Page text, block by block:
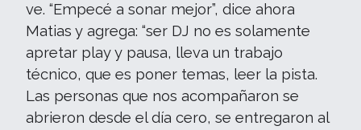
ve. “Empecé a sonar mejor”, dice ahora
Matias y agrega: “ser DJ no es solamente
apretar play y pausa, lleva un trabajo
técnico, que es poner temas, leer la pista.
Las personas que nos acompañaron se
abrieron desde el día cero, se entregaron al